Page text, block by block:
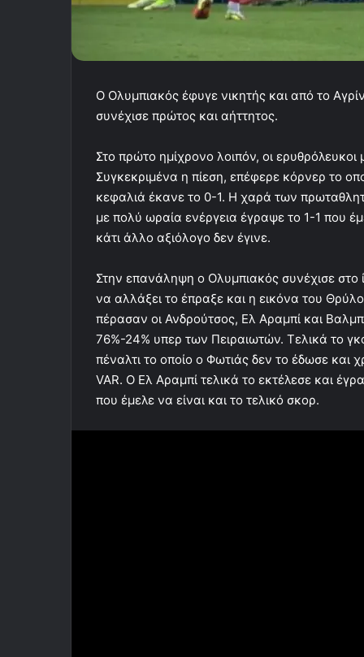
Ο Ολυμπιακός έφυγε νικητής και από το
συνέχισε πρώτος και αήττητος.
Στο πρώτο ημίχρονο λοιπόν, οι
Συγκεκριμένα η πίεση, επέφερε κόρνερ το
κεφαλιά έκανε το 0-1. Η χαρά των
με πολύ ωραία ενέργεια έγραψε το 1-1 που
κάτι άλλο αξιόλογο δεν έγινε.
Στην επανάληψη ο Ολυμπιακός συνέχισε στο
να αλλάξει το έπραξε και η εικόνα του
πέρασαν οι Ανδρούτσος, Ελ Αραμπί και
76%-24% υπερ των Πειραιωτών. Τελικά το
πέναλτι το οποίο ο Φωτιάς δεν το έδωσε και
VAR. Ο Ελ Αραμπί τελικά το εκτέλεσε και
που έμελε να είναι και το τελικό σκορ.